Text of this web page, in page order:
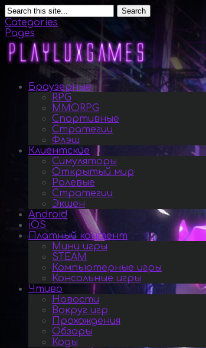
Search
Categories
Pages
Браузерные
RPG
MMORPG
Спортивные
Стратегии
Флэш
Клиентские
Симуляторы
Открытый мир
Ролевые
Стратегии
Экшен
Android
iOS
Платный контент
Мини игры
STEAM
Компьютерные игры
Консольные игры
Чтиво
Новости
Вокруг игр
Прохождения
Обзоры
Коды